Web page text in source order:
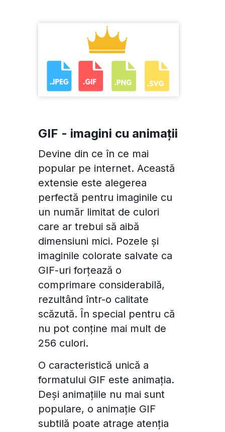
GIF - imagini cu animații
Devine din ce în ce mai
popular pe internet. Această
extensie este alegerea
perfectă pentru imaginile cu
un număr limitat de culori
care ar trebui să aibă
dimensiuni mici. Pozele și
imaginile colorate salvate ca
GIF-uri forțează o
comprimare considerabilă,
rezultând într-o calitate
scăzută. În special pentru că
nu pot conține mai mult de
256 culori.
O caracteristică unică a
formatului GIF este animația.
Deși animațiile nu mai sunt
populare, o animație GIF
subtilă poate atrage atenția